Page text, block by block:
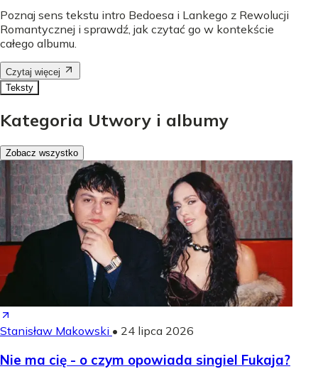
Poznaj sens tekstu intro Bedoesa i Lankego z Rewolucji
Romantycznej i sprawdź, jak czytać go w kontekście
całego albumu.
Czytaj więcej
Teksty
Kategoria Utwory i albumy
Zobacz wszystko
Stanisław Makowski • 24 lipca 2026
Nie ma cię - o czym opowiada singiel Fukaja?